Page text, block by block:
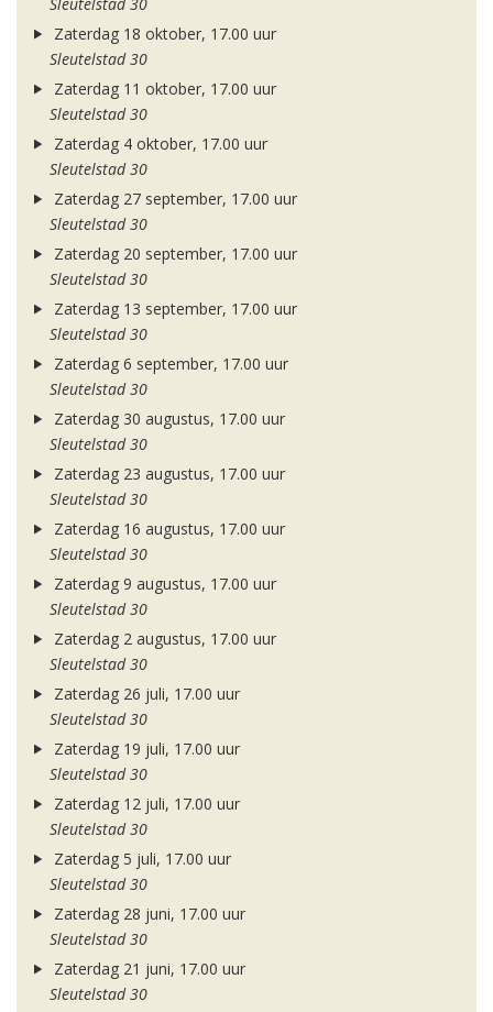
Sleutelstad 30
Zaterdag 18 oktober, 17.00 uur
Sleutelstad 30
Zaterdag 11 oktober, 17.00 uur
Sleutelstad 30
Zaterdag 4 oktober, 17.00 uur
Sleutelstad 30
Zaterdag 27 september, 17.00 uur
Sleutelstad 30
Zaterdag 20 september, 17.00 uur
Sleutelstad 30
Zaterdag 13 september, 17.00 uur
Sleutelstad 30
Zaterdag 6 september, 17.00 uur
Sleutelstad 30
Zaterdag 30 augustus, 17.00 uur
Sleutelstad 30
Zaterdag 23 augustus, 17.00 uur
Sleutelstad 30
Zaterdag 16 augustus, 17.00 uur
Sleutelstad 30
Zaterdag 9 augustus, 17.00 uur
Sleutelstad 30
Zaterdag 2 augustus, 17.00 uur
Sleutelstad 30
Zaterdag 26 juli, 17.00 uur
Sleutelstad 30
Zaterdag 19 juli, 17.00 uur
Sleutelstad 30
Zaterdag 12 juli, 17.00 uur
Sleutelstad 30
Zaterdag 5 juli, 17.00 uur
Sleutelstad 30
Zaterdag 28 juni, 17.00 uur
Sleutelstad 30
Zaterdag 21 juni, 17.00 uur
Sleutelstad 30